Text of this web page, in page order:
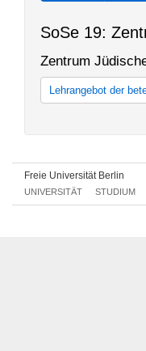
SoSe 19:
Zentrum
Lehrangebot der
Lehrangebot der
Lehrangebot der
Lehrangebot der
Lehrangebot der
Freie Universität Berlin
UNIVERSITÄT STUDIUM